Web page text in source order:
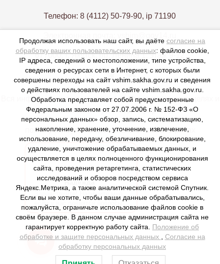
Надежда
Здравствуйте! Напишите мне,
если у вас появятся вопросы.
Телефон: 8 (4112) 50-79-90, ip 71190
677000, г. Якутск, пр. Ленина 1, этаж 9-12
Вся информация представлена в ознакомительных целях и
не является публичной офертой,
пожалуйста уточняйте детали в наших офисах
Продолжая использовать наш сайт, вы даёте согласие на
обработку ваших пользовательских данных: файлов cookie,
IP адреса, сведений о местоположении, типе устройства,
сведения о ресурсах сети в Интернет, с которых были
совершены переходы на сайт vshim.sakha.gov.ru и сведения
о действиях пользователей на сайте vshim.sakha.gov.ru.
Обработка представляет собой предусмотренные
Федеральным законом от 27.07.2006 г. № 152-ФЗ «О
персональных данных» обзор, запись, систематизацию,
накопление, хранение, уточнение, извлечение,
использование, передачу, обезличивание, блокирование,
удаление, уничтожение обрабатываемых данных, и
осуществляется в целях полноценного функционирования
сайта, проведения ретаргетинга, статистических
исследований и обзоров посредством сервиса
Яндекс.Метрика, а также аналитической системой Спутник.
Если вы не хотите, чтобы ваши данные обрабатывались,
пожалуйста, ограничьте использование файлов cookie в
своём браузере. В данном случае администрация сайта не
гарантирует корректную работу сайта. Положение об
обработке и защите персональных данных
Согласие на
обработку персональных данных